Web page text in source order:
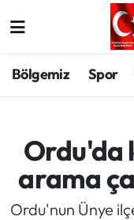
Bölgemiz Spor
Ordu'da
arama
Ordu'nun Ünye
Spor
Türkiye
Kültür/Sanat
Trabzon Hava
Trabzon Trafik
Süper Lig